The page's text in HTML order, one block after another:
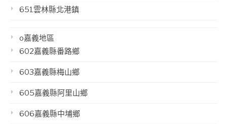
651雲林縣北港鎮
o嘉義地區
602嘉義縣番路鄉
603嘉義縣梅山鄉
605嘉義縣阿里山鄉
606嘉義縣中埔鄉